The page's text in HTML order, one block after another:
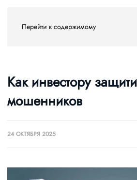
Перейти к содержимому
Как инвестору
мошенников
24 ОКТЯБРЯ 2025